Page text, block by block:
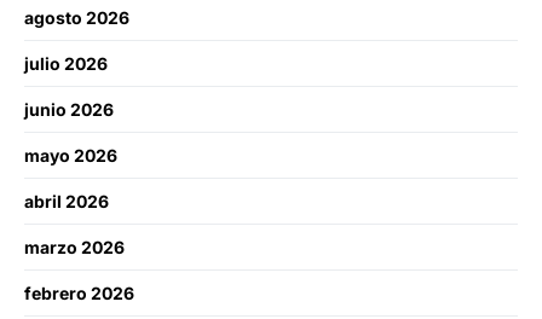
agosto 2026
julio 2026
junio 2026
mayo 2026
abril 2026
marzo 2026
febrero 2026